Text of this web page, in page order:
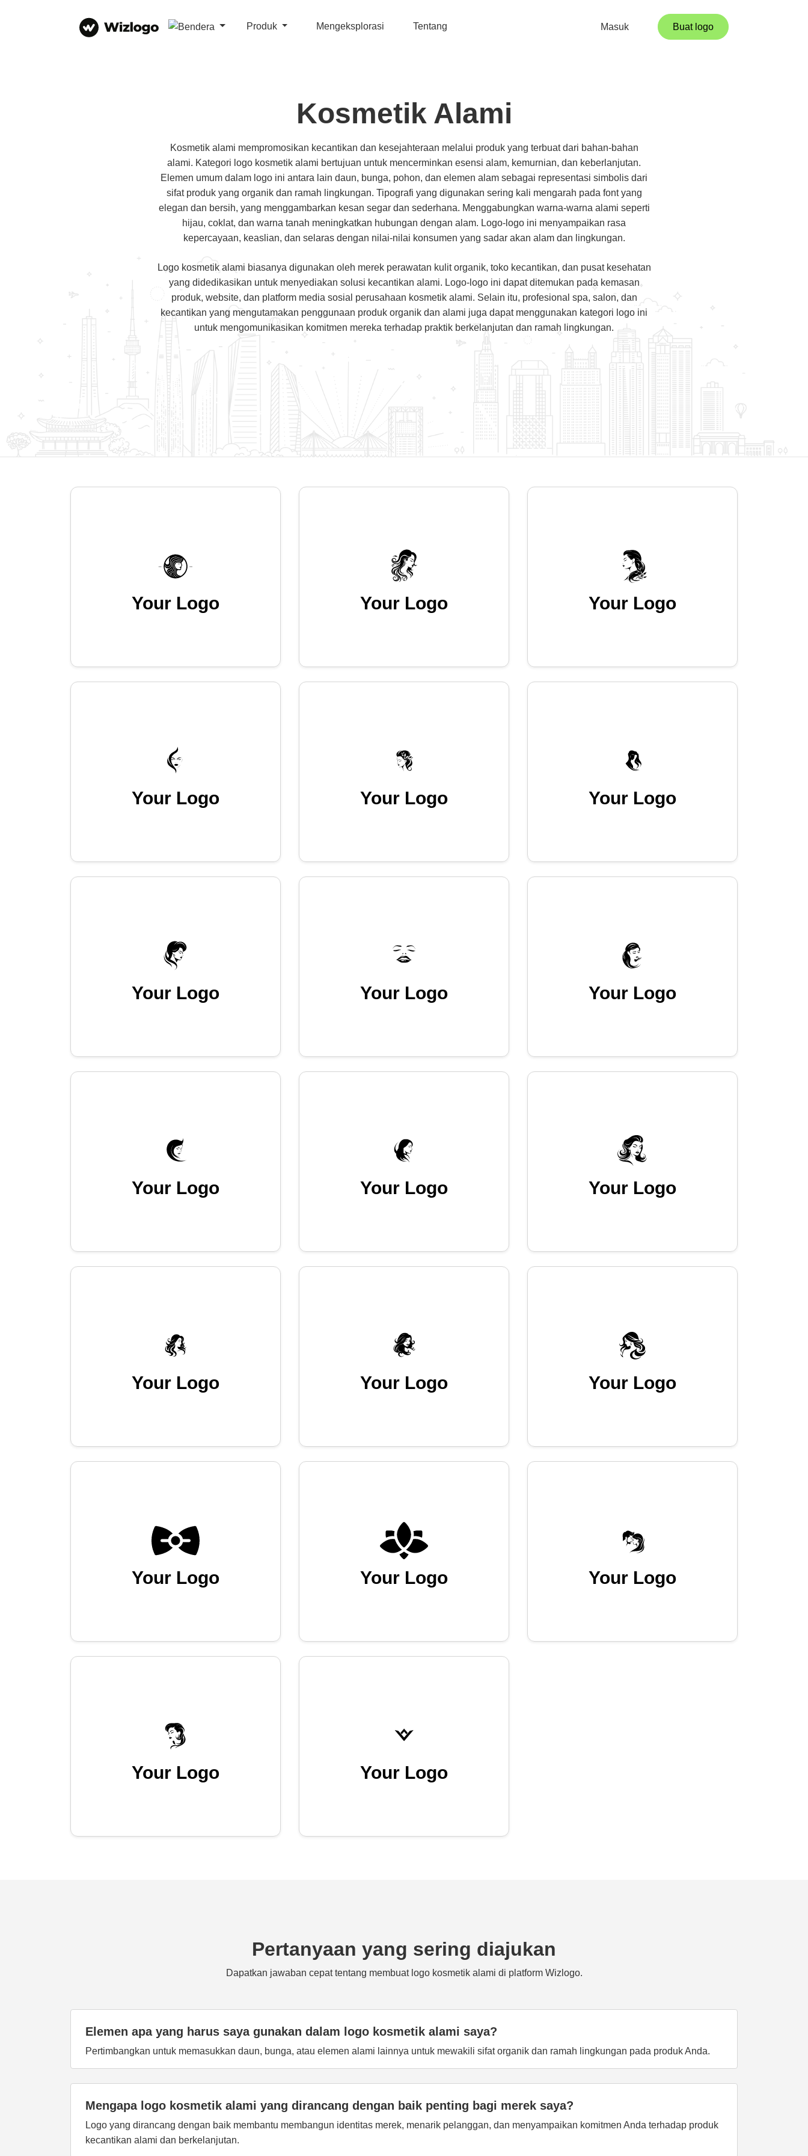
Produk Mengeksplorasi Tentang Masuk Buat logo
Kosmetik Alami
Kosmetik alami mempromosikan kecantikan dan kesejahteraan melalui produk yang terbuat dari bahan-bahan
alami. Kategori logo kosmetik alami bertujuan untuk mencerminkan esensi alam, kemurnian, dan keberlanjutan.
Elemen umum dalam logo ini antara lain daun, bunga, pohon, dan elemen alam sebagai representasi simbolis dari
sifat produk yang organik dan ramah lingkungan. Tipografi yang digunakan sering kali mengarah pada font yang
elegan dan bersih, yang menggambarkan kesan segar dan sederhana. Menggabungkan warna-warna alami seperti
hijau, coklat, dan warna tanah meningkatkan hubungan dengan alam. Logo-logo ini menyampaikan rasa
kepercayaan, keaslian, dan selaras dengan nilai-nilai konsumen yang sadar akan alam dan lingkungan.
Logo kosmetik alami biasanya digunakan oleh merek perawatan kulit organik, toko kecantikan, dan pusat kesehatan
yang didedikasikan untuk menyediakan solusi kecantikan alami. Logo-logo ini dapat ditemukan pada kemasan
produk, website, dan platform media sosial perusahaan kosmetik alami. Selain itu, profesional spa, salon, dan
kecantikan yang mengutamakan penggunaan produk organik dan alami juga dapat menggunakan kategori logo ini
untuk mengomunikasikan komitmen mereka terhadap praktik berkelanjutan dan ramah lingkungan.
Your Logo Your Logo Your Logo
Your Logo Your Logo Your Logo
Your Logo Your Logo Your Logo
Your Logo Your Logo Your Logo
Your Logo Your Logo Your Logo
Your Logo Your Logo Your Logo
Your Logo Your Logo
Pertanyaan yang sering diajukan
Dapatkan jawaban cepat tentang membuat logo kosmetik alami di platform Wizlogo.
Elemen apa yang harus saya gunakan dalam logo kosmetik alami saya?
Pertimbangkan untuk memasukkan daun, bunga, atau elemen alami lainnya untuk mewakili sifat organik dan ramah lingkungan pada produk Anda.
Mengapa logo kosmetik alami yang dirancang dengan baik penting bagi merek saya?
Logo yang dirancang dengan baik membantu membangun identitas merek, menarik pelanggan, dan menyampaikan komitmen Anda terhadap produk
kecantikan alami dan berkelanjutan.